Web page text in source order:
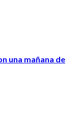
una mañana de